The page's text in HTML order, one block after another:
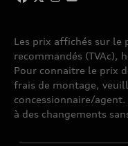
Les prix affichés sur le
recommandés (TVAc),
Pour connaitre le prix
frais de montage,
concessionnaire/
à des changements